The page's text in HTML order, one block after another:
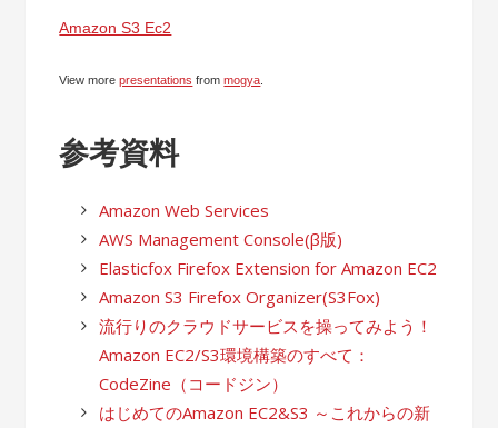
Amazon S3 Ec2
View morepresentations frommogya
参考資料
Amazon Web Services
AWS Management Console(β版)
Elasticfox Firefox Extension for Amazon EC2
Amazon S3 Firefox Organizer(S3Fox)
流行りのクラウドサービスを操ってみよう！
Amazon EC2/S3環境構築のすべて：
CodeZine（コードジン）
はじめてのAmazon EC2&S3 ～これからの新